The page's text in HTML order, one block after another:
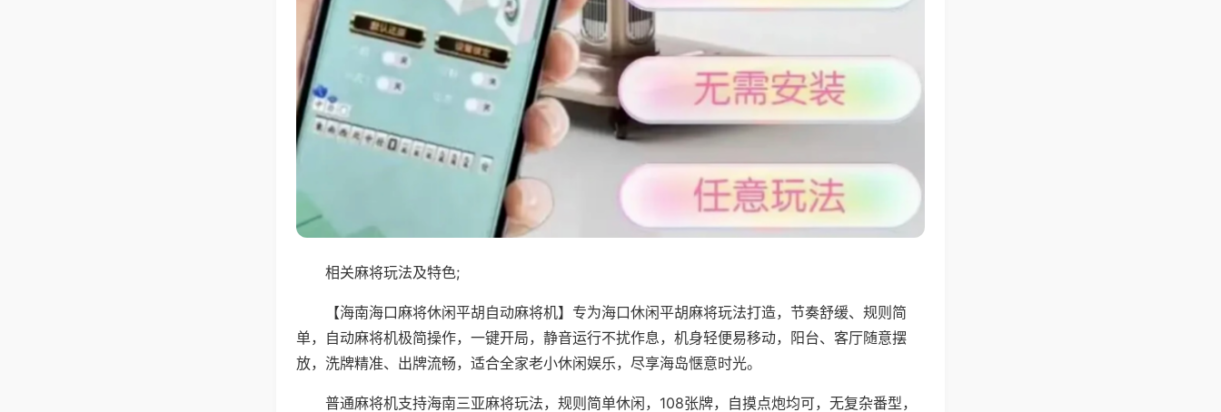
相关麻将玩法及特色;
【海南海口麻将休闲平胡自动麻将机】专为海口休闲平胡麻将玩法打造，节奏舒缓、规则简
单，自动麻将机极简操作，一键开局，静音运行不扰作息，机身轻便易移动，阳台、客厅随意摆
放，洗牌精准、出牌流畅，适合全家老小休闲娱乐，尽享海岛惬意时光。
普通麻将机支持海南三亚麻将玩法，规则简单休闲，108张牌，自摸点炮均可，无复杂番型，